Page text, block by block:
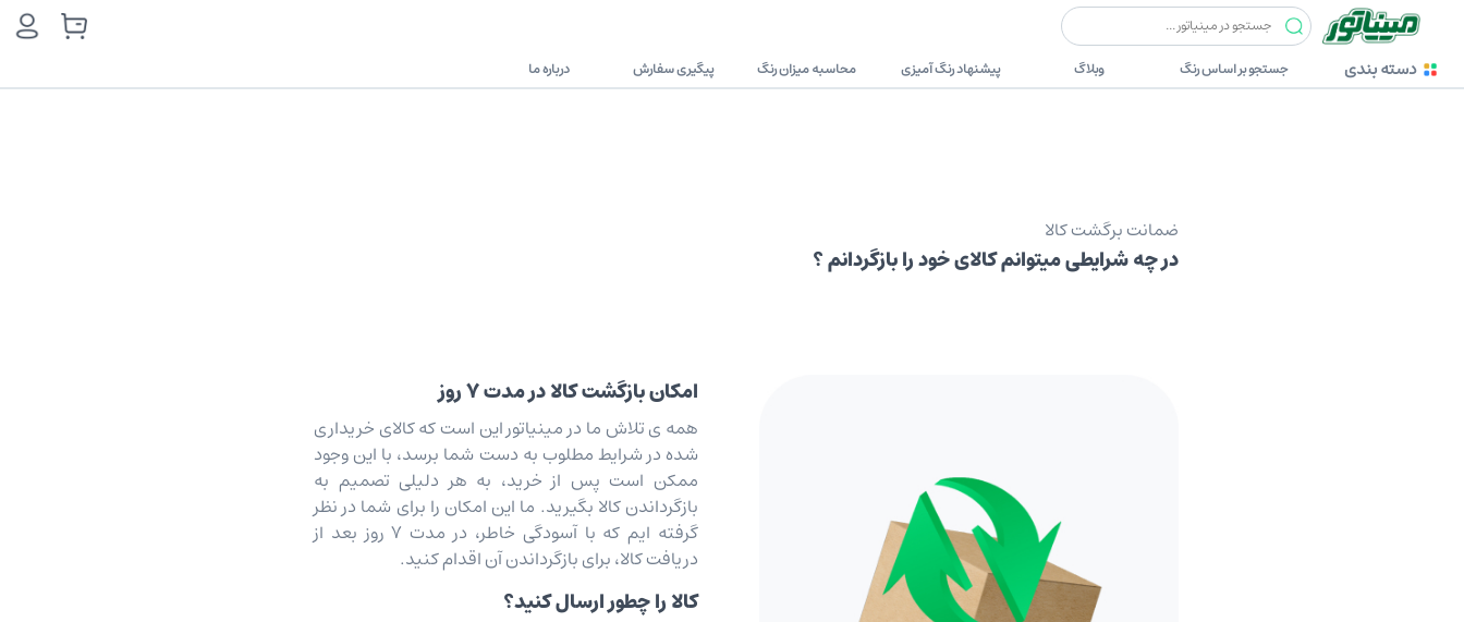
دسته بندی جستجو بر اساس رنگ وبلاگ پیشنهاد رنگ آمیزی محاسبه میزان رنگ پیگیری سفارش درباره ما
ضمانت برگشت کالا
در چه شرایطی میتوانم کالای خود را بازگردانم ؟
امکان بازگشت کالا در مدت ۷ روز
همه ی تلاش ما در مینیاتور این است که کالای خریداری
شده در شرایط مطلوب به دست شما برسد، با این وجود
ممکن است پس از خرید، به هر دلیلی تصمیم به
بازگرداندن کالا بگیرید. ما این امکان را برای شما در نظر
گرفته ایم که با آسودگی خاطر، در مدت ۷ روز بعد از
دریافت کالا، برای بازگرداندن آن اقدام کنید.
کالا را چطور ارسال کنید؟